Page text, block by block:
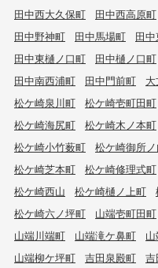
田中西大久保町
田中西高原町
田中野神町
田中馬場町 田
田中東樋ノ口町
田中樋ノ口町
田中南西浦町
田中門前町
松ケ崎泉川町
松ケ崎壱町田町
松ケ崎海尻町
松ケ崎木ノ本町
松ケ崎小竹薮町
松ケ崎御所
松ケ崎芝本町
松ケ崎修理式町
松ケ崎西山
松ケ崎樋ノ上町
松ケ崎六ノ坪町
山端壱町田町
山端川端町
山端滝ケ鼻町
山端柳ケ坪町
吉田泉殿町 吉